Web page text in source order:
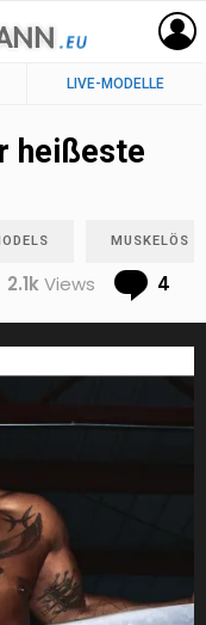
LIVE-MODELLE
heißeste
MUSKELÖS
2.1kViews 4